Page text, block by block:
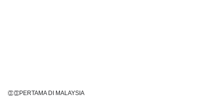
👏👏PERTAMA DI MALAYSIA